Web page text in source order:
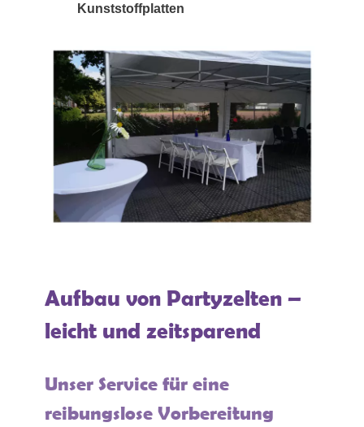
Kunststoffplatten
Aufbau von Partyzelten –
leicht und zeitsparend
Unser Service für eine
reibungslose Vorbereitung